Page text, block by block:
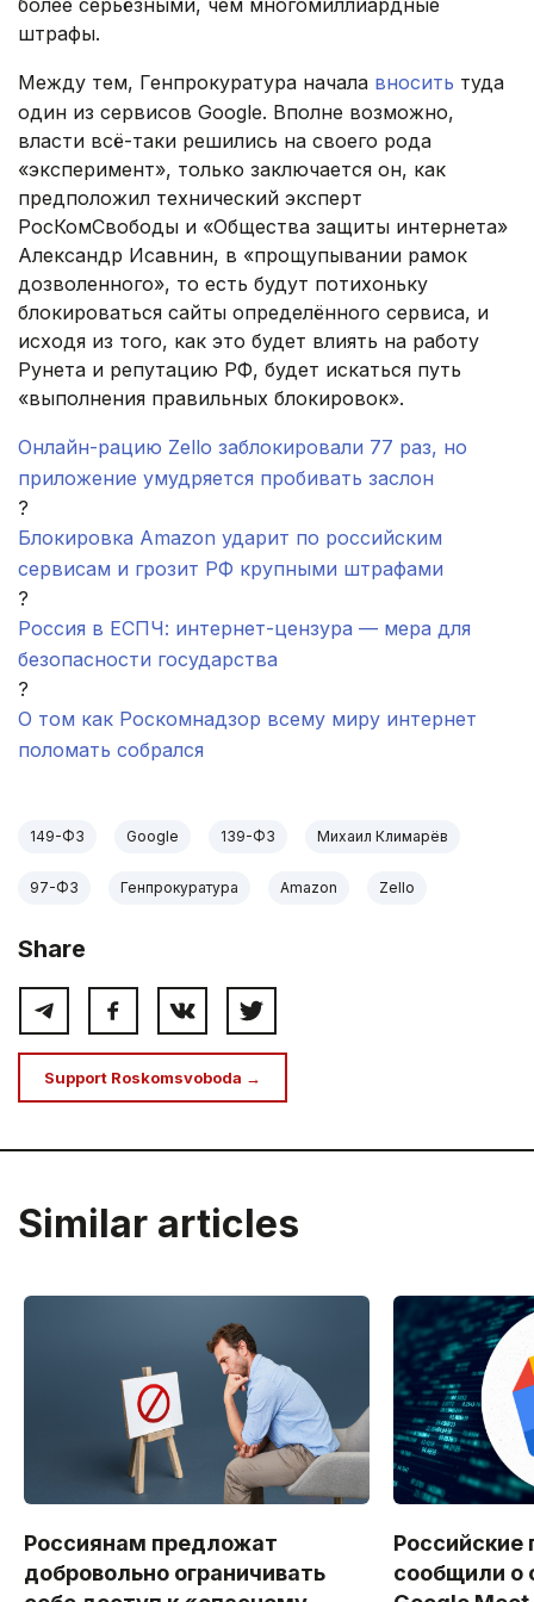
более серьёзными, чем многомиллиардные
штрафы.
Между тем, Генпрокуратура начала вносить туда
один из сервисов Google. Вполне возможно,
власти всё-таки решились на своего рода
«эксперимент», только заключается он, как
предположил технический эксперт
РосКомСвободы и «Общества защиты интернета»
Александр Исавнин, в «прощупывании рамок
дозволенного», то есть будут потихоньку
блокироваться сайты определённого сервиса, и
исходя из того, как это будет влиять на работу
Рунета и репутацию РФ, будет искаться путь
«выполнения правильных блокировок».
Онлайн-рацию Zello заблокировали 77 раз, но
приложение умудряется пробивать заслон
?
Блокировка Amazon ударит по российским
сервисам и грозит РФ крупными штрафами
?
Россия в ЕСПЧ: интернет-цензура — мера для
безопасности государства
?
О том как Роскомнадзор всему миру интернет
поломать собрался
149-ФЗ Google 139-ФЗ Михаил Климарёв
97-ФЗ Генпрокуратура Amazon Zello
Share
Support Roskomsvoboda →
Similar articles
Россиянам предложат
добровольно ограничивать
Российские
сообщили о